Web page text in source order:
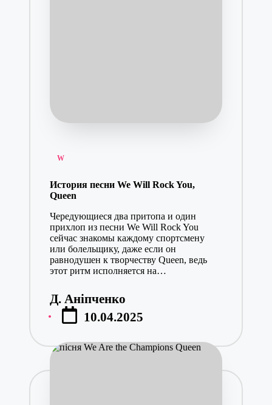
Posted
W
История песни We Will Rock You,
Queen
Чередующиеся два притопа и один
прихлоп из песни We Will Rock You
сейчас знакомы каждому спортсмену
или болельщику, даже если он
равнодушен к творчеству Queen, ведь
этот ритм исполняется на…
Posted
by
Д. Аніпченко
10.04.2025